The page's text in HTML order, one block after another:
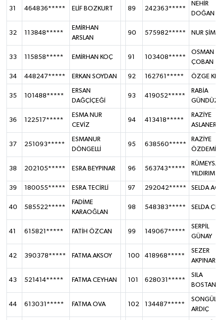
31 464836***** ELİF BOZKURT 89 242363*****
NEHİR
DOĞAN
32 113848*****
EMİRHAN
ARSLAN
90 575982***** NUR
33 115858***** EMİRHAN KOÇ 91 103408*****
OSMAN
ÇOBAN
34 448247***** ERKAN SOYDAN 92 162761***** ÖZGE
35 101488*****
ERSAN
DAĞÇİÇEĞİ
93 419052*****
RABİA
GÜNDÜZ
36 122517*****
ESMA NUR
CEVİZ
94 413418*****
RAZİYE
ASLANER
37 251093*****
ESMANUR
DÖNGELLİ
95 638560*****
RAZİYE
ÖZDEMİR
38 202105***** ESRA BEYPINAR 96 563743*****
RÜMEYSA
YILDIRIM
39 180055***** ESRA TECİRLİ 97 292042***** SELDA
40 585522*****
FADİME
KARAOĞLAN
98 548383***** SELDA
41 615821***** FATİH ÖZCAN 99 149067*****
SERPİL
GÜNAY
42 390378***** FATMA AKSOY 100 418968*****
SEZER
AKPINAR
43 521414***** FATMA CEYHAN 101 628031*****
SILA
BOSTAN
44 613031***** FATMA OVA 102 134487*****
SONGÜL
ARDIÇ